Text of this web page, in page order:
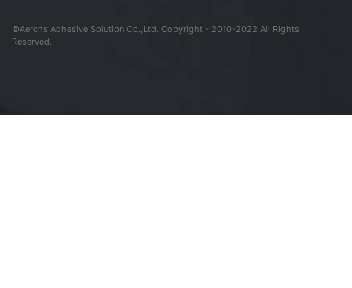
©Aerchs Adhesive Solution Co.,Ltd. Copyright - 2010-2022 All Rights
Reserved.